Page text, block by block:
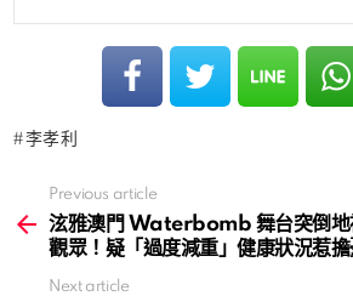
李孝利
more
Previous article
泫雅澳門 Waterbomb 舞台突倒地
觀眾！疑「過度減重」健康狀況惹
Next article